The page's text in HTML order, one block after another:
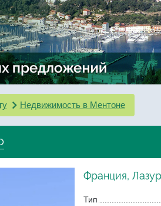
Недвижимость в Ментоне
Франция,
Тип